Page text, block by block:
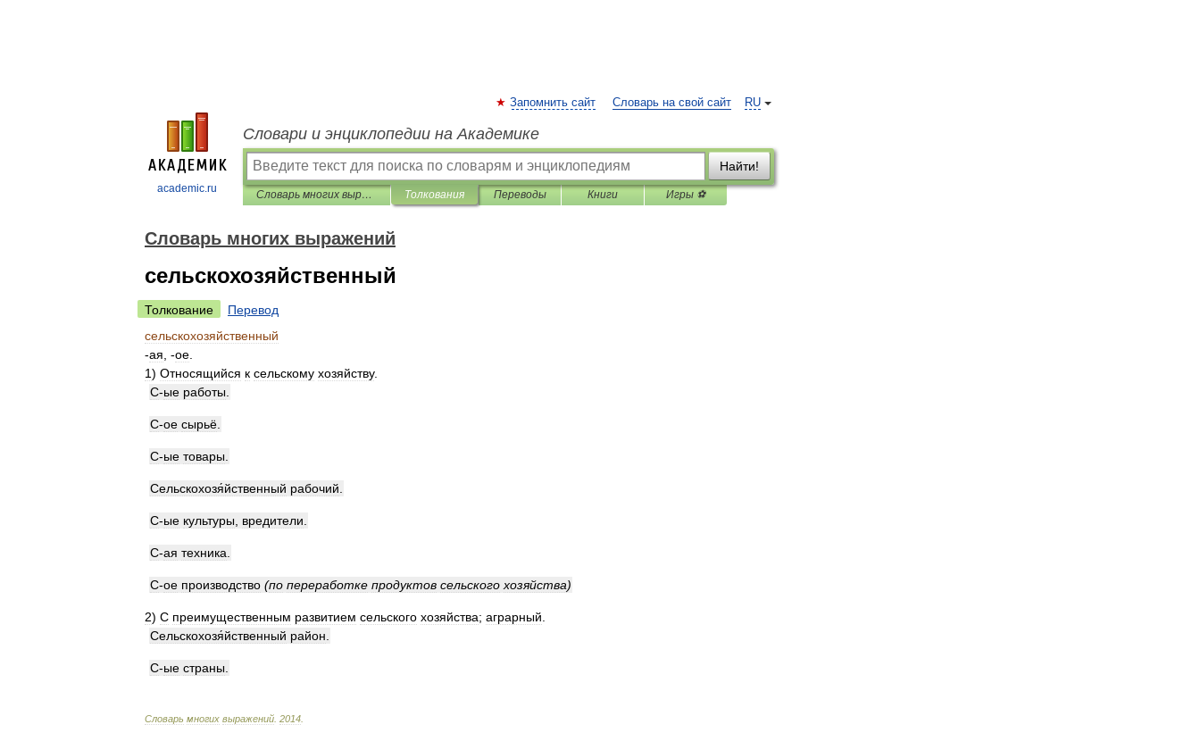
academic.ru
RU
Запомнить сайт Словарь на свой сайт
Словари и энциклопедии на Академике
Найти!
Словарь многих выражений Толкования Переводы Книги Игры ⚽
Словарь многих выражений
сельскохозяйственный
Толкование
Перевод
сельскохозяйственный
-ая , -ое
1) Относящийся к сельскому хозяйству.
С-ые работы
С-ое сырьё
С-ые товары
Сельскохозя́йственный рабочий
С-ые культуры вредители
С-ая техника
С-ое производство (по переработке продуктов сельского хозяйства)
2) С преимущественным развитием сельского хозяйства; аграрный
Сельскохозя́йственный район
С-ые страны
Словарь многих выражений 2014